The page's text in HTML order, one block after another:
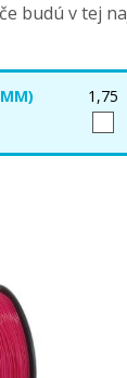
budú v tej
1,75
filtr a